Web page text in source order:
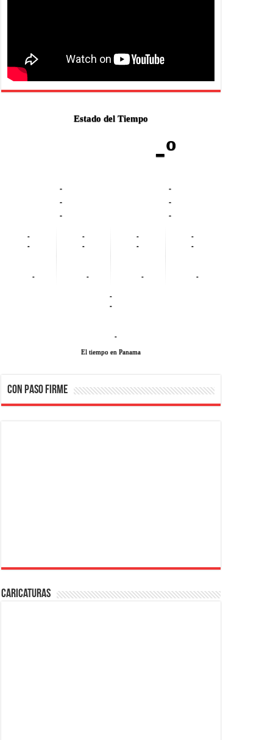
Estado del Tiempo
-º
-
-
-
-
-
-
-
-
-
-
-
-
-
-
-
-
-
-
-
-
-
El tiempo en Panama
CON PASO FIRME
Caricaturas